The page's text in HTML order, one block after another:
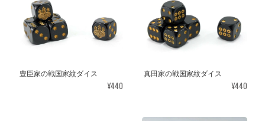
豊臣家の戦国家紋ダイス
¥440
真田家の戦国家紋ダイス
¥440